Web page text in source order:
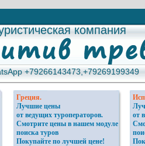
компания
компания
+79266143473,+79269199349
+79266143473,+79269199349
Греция.
Лучшие цены
от ведущих туроператоров.
Смотрите цены в нашем модуле
поиска туров
Покупайте по лучшей цене!
от